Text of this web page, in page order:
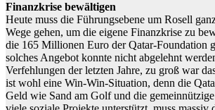
Finanzkrise bewältigen
Heute muss die Führungsebene um Rosell
Wege gehen, um die eigene Finanzkrise zu
die 165 Millionen Euro der Qatar-Foundation
solches Angebot konnte nicht abgelehnt
Verfehlungen der letzten Jahre, zu groß war
ist wohl eine Win-Win-Situation, denn die
Geld wie Sand am Golf und die